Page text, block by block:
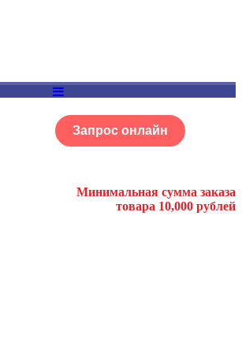
Запрос онлайн
Минимальная сумма заказа
товара 10,000 рублей